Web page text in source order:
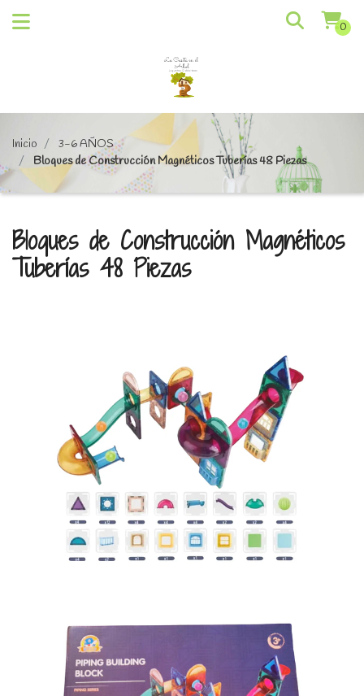
0
Inicio
3-6 AÑOS
Bloques de Construcción Magnéticos Tuberías 48 Piezas
Bloques de Construcción Magnéticos
Tuberías 48 Piezas